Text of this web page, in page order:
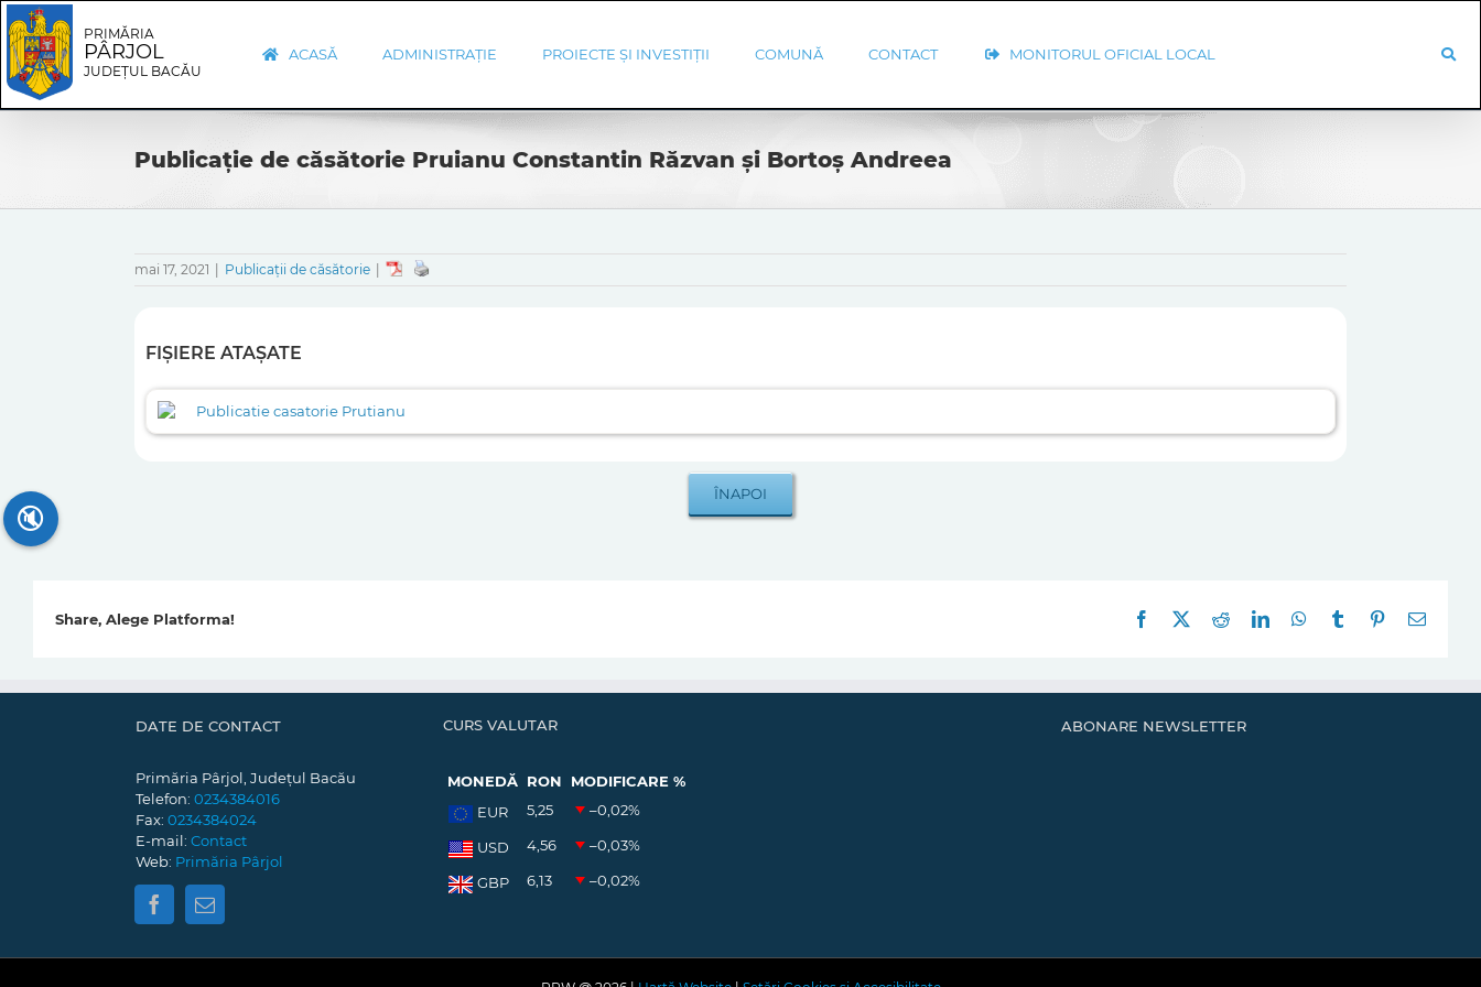
Skip
to
content
Skip
Navigation
PRIMĂRIA
PÂRJOL
JUDEȚUL BACĂU
ACASĂ ADMINISTRAȚIE PROIECTE ȘI INVESTIȚII COMUNĂ CONTACT MONITORUL OFICIAL LOCAL
Publicație de căsătorie Pruianu Constantin Răzvan și Bortoș Andreea
mai 17, 2021 Publicații de căsătorie
FIȘIERE ATAȘATE
Publicatie casatorie Prutianu
Share, Alege Platforma! Facebook RedditLinkedInWhatsApp
Tumblr Pinterest
E-
DATE DE CONTACT
Primăria Pârjol, Județul Bacău
Telefon: 0234384016
Fax: 0234384024
E-mail: Contact
Web: Primăria Pârjol
CURS VALUTAR
MONEDĂ RON
MODIFICARE %
EUR
5,25 –0,02%
USD 4,56 –0,03%
GBP 6,13 –0,02%
ABONARE NEWSLETTER
🔇